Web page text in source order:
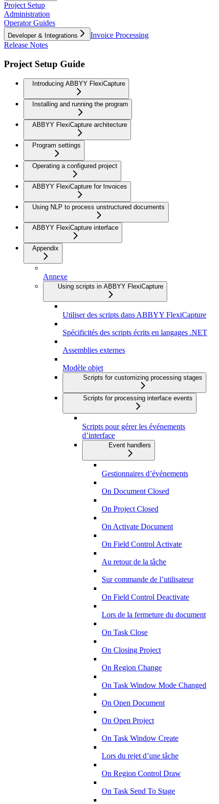
Project Setup
Administration
Operator Guides
Developer & Integrations
Invoice Processing
Release Notes
Project Setup Guide
Introducing ABBYY FlexiCapture
Installing and running the program
ABBYY FlexiCapture architecture
Program settings
Operating a configured project
ABBYY FlexiCapture for Invoices
Using NLP to process unstructured documents
ABBYY FlexiCapture interface
Appendix
Annexe
Using scripts in ABBYY FlexiCapture
Utiliser des scripts dans ABBYY FlexiCapture
Spécificités des scripts écrits en langages .NET
Assemblies externes
Modèle objet
Scripts for customizing processing stages
Scripts for processing interface events
Scripts pour gérer les événements
d’interface
Event handlers
Gestionnaires d’événements
On Document Closed
On Project Closed
On Activate Document
On Field Control Activate
Au retour de la tâche
Sur commande de l’utilisateur
On Field Control Deactivate
Lors de la fermeture du document
On Task Close
On Closing Project
On Region Change
On Task Window Mode Changed
On Open Document
On Open Project
On Task Window Create
Lors du rejet d’une tâche
On Region Control Draw
On Task Send To Stage